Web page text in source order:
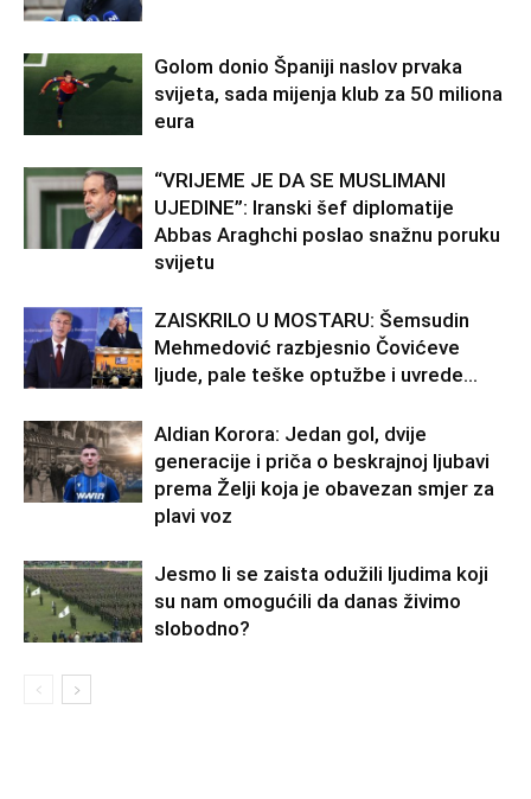
Golom donio Španiji naslov prvaka
svijeta, sada mijenja klub za 50 miliona
eura
“VRIJEME JE DA SE MUSLIMANI
UJEDINE”: Iranski šef diplomatije
Abbas Araghchi poslao snažnu poruku
svijetu
ZAISKRILO U MOSTARU: Šemsudin
Mehmedović razbjesnio Čovićeve
ljude, pale teške optužbe i uvrede…
Aldian Korora: Jedan gol, dvije
generacije i priča o beskrajnoj ljubavi
prema Želji koja je obavezan smjer za
plavi voz
Jesmo li se zaista odužili ljudima koji
su nam omogućili da danas živimo
slobodno?